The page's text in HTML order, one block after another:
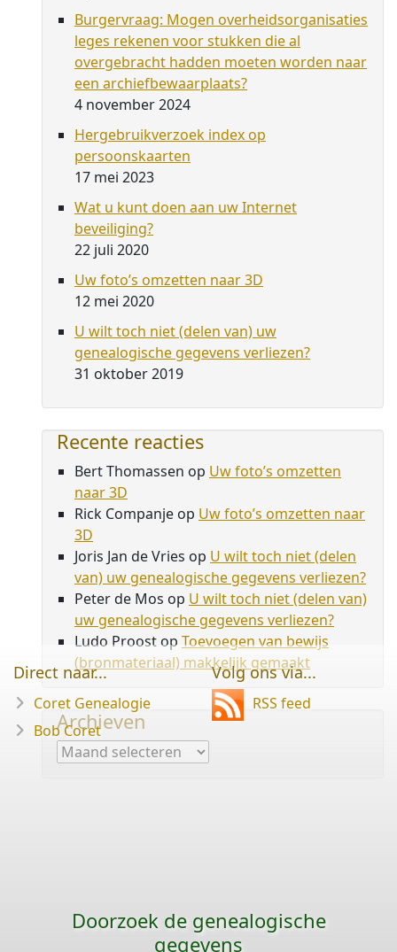
Burgervraag: Mogen overheidsorganisaties
leges rekenen voor stukken die al
overgebracht hadden moeten worden naar
een archiefbewaarplaats?
4 november 2024
Hergebruikverzoek index op
persoonskaarten
17 mei 2023
Wat u kunt doen aan uw Internet
beveiliging?
22 juli 2020
Uw foto’s omzetten naar 3D
12 mei 2020
U wilt toch niet (delen van) uw
genealogische gegevens verliezen?
31 oktober 2019
Recente reacties
Bert Thomassen op Uw foto’s omzetten
naar 3D
Rick Companje op Uw foto’s omzetten naar
3D
Joris Jan de Vries op U wilt toch niet (delen
van) uw genealogische gegevens verliezen?
Peter de Mos op U wilt toch niet (delen van)
uw genealogische gegevens verliezen?
Ludo Proostop Toevoegen van bewijs
(bronmateriaal) makkelijk gemaakt
Archieven
Archieven
Direct naar...
Coret Genealogie
Bob Coret
Volg ons via...
RSS feed
Doorzoek de genealogische
gegevens